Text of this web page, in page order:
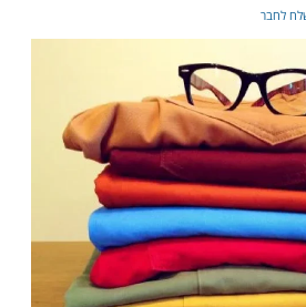
אך רציתי לדעת האם
בנוכחות אחיי ואבי